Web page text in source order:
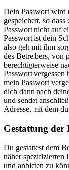
Dein Passwort wird
gespeichert, so
Passwort nicht auf
Passwort ist dein
also geh mit ihm
des Betreibers, von
berechtigterweise
Passwort vergessen
mein Passwort
dich dann nach
und sendet
Adresse, mit dem
Gestattung der
Du gestattest dem
näher spezifizierten
und anbieten zu